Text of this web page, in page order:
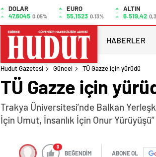
DOLAR
47,6045 0.05%
EURO
55,1523 0.13%
ALTIN
6.519,42
HABERLER
Hudut Gazetesi Güncel TÜ Gazze için yürüdü
TÜ Gazze için
Trakya Üniversitesi’nde Balkan
İçin Umut, İnsanlık İçin Onur
0
BEĞENDİM ABONE OL